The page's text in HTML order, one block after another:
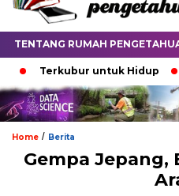
TENTANG RUMAH
Terkubur untuk Hidup
Home / Berita
Gempa Jepang,